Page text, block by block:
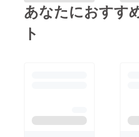
あなたにおすす
ト